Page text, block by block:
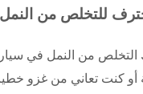
للتخلص من
من النمل في
أو كنت تعاني من غزو